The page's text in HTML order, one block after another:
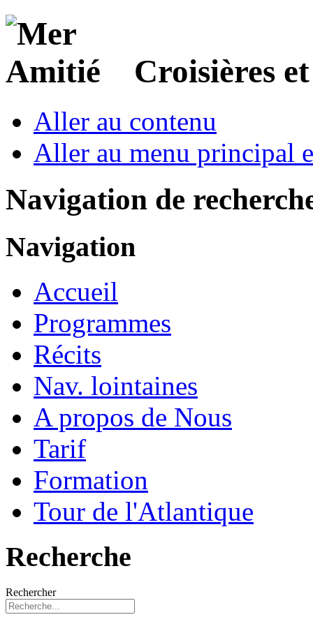
Croisières
Aller au contenu
Aller au menu principal
Navigation de
Navigation
Accueil
Programmes
Récits
Nav. lointaines
A propos de Nous
Tarif
Formation
Tour de l'Atlantique
Recherche
Rechercher